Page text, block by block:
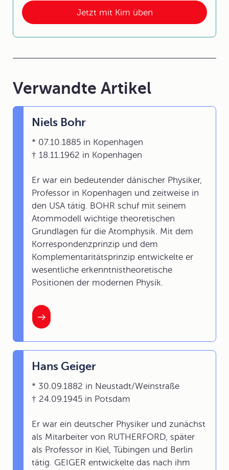
Jetzt mit Kim üben
Verwandte Artikel
Niels Bohr
* 07.10.1885 in Kopenhagen
† 18.11.1962 in Kopenhagen
Er war ein bedeutender dänischer Physiker,
Professor in Kopenhagen und zeitweise in
den USA tätig. BOHR schuf mit seinem
Atommodell wichtige theoretischen
Grundlagen für die Atomphysik. Mit dem
Korrespondenzprinzip und dem
Komplementaritätsprinzip entwickelte er
wesentliche erkenntnistheoretische
Positionen der modernen Physik.
Hans Geiger
* 30.09.1882 in Neustadt/Weinstraße
† 24.09.1945 in Potsdam
Er war ein deutscher Physiker und zunächst
als Mitarbeiter von RUTHERFORD, später
als Professor in Kiel, Tübingen und Berlin
tätig. GEIGER entwickelte das nach ihm